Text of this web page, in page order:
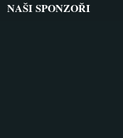
NAŠI SPONZOŘI